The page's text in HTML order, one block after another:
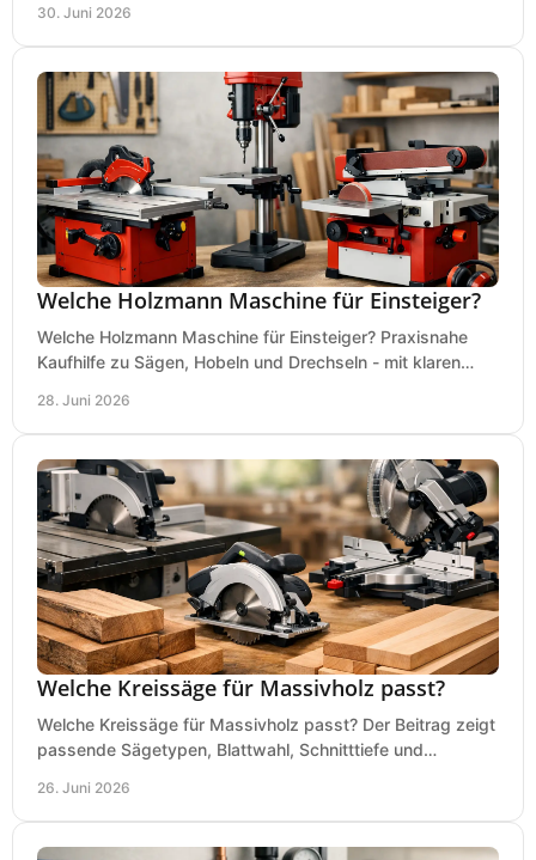
30. Juni 2026
Welche Holzmann Maschine für Einsteiger?
Welche Holzmann Maschine für Einsteiger? Praxisnahe
Kaufhilfe zu Sägen, Hobeln und Drechseln - mit klaren
28. Juni 2026
Welche Kreissäge für Massivholz passt?
Welche Kreissäge für Massivholz passt? Der Beitrag zeigt
passende Sägetypen, Blattwahl, Schnitttiefe und
26. Juni 2026